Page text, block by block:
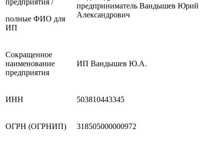
предприятия /
полные ФИО для
ИП
предприниматель Вандышев Юрий
Александрович
Сокращенное
наименование
предприятия
ИП Вандышев Ю.А.
ИНН 503810443345
ОГРН (ОГРНИП) 318505000000972